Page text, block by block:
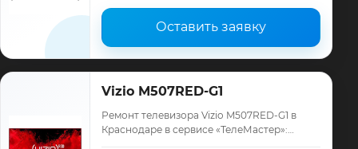
Оставить заявку
Vizio M507RED-G1
Ремонт телевизора Vizio M507RED-G1 в
Краснодаре в сервисе «ТелеМастер»: